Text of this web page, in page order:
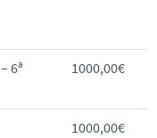
6ª
1000,00€
1000,00€